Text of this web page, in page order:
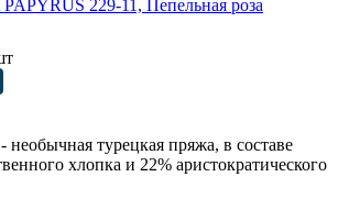
необычная турецкая пряжа, в составе
хлопка и 22% аристократического